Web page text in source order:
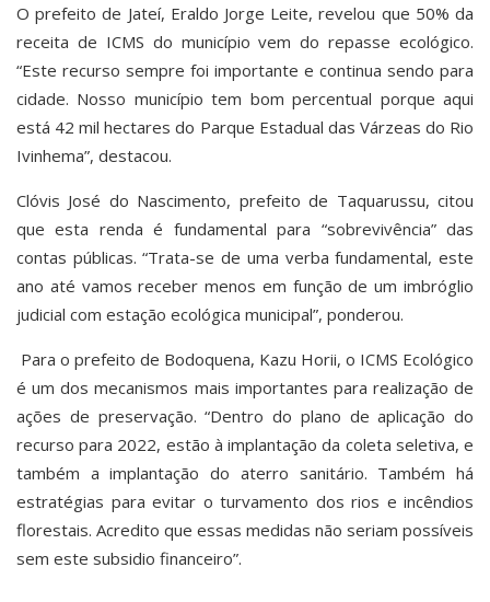
O prefeito de Jateí, Eraldo Jorge Leite, revelou que 50% da
receita de ICMS do município vem do repasse ecológico.
“Este recurso sempre foi importante e continua sendo para
cidade. Nosso município tem bom percentual porque aqui
está 42 mil hectares do Parque Estadual das Várzeas do Rio
Ivinhema”, destacou.
Clóvis José do Nascimento, prefeito de Taquarussu, citou
que esta renda é fundamental para “sobrevivência” das
contas públicas. “Trata-se de uma verba fundamental, este
ano até vamos receber menos em função de um imbróglio
judicial com estação ecológica municipal”, ponderou.
Para o prefeito de Bodoquena, Kazu Horii, o ICMS Ecológico
é um dos mecanismos mais importantes para realização de
ações de preservação. “Dentro do plano de aplicação do
recurso para 2022, estão à implantação da coleta seletiva, e
também a implantação do aterro sanitário. Também há
estratégias para evitar o turvamento dos rios e incêndios
florestais. Acredito que essas medidas não seriam possíveis
sem este subsidio financeiro”.